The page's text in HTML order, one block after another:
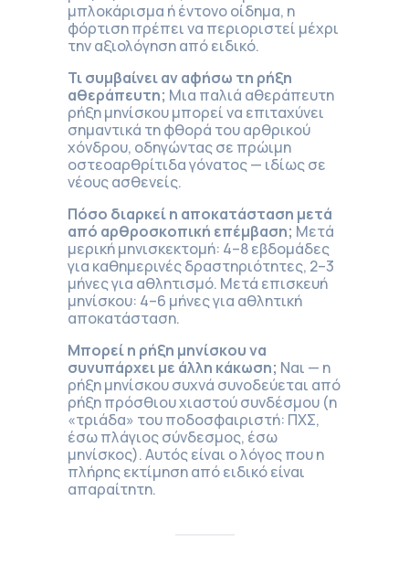
μπλοκάρισμα ή έντονο οίδημα, η
φόρτιση πρέπει να περιοριστεί μέχρι
την αξιολόγηση από ειδικό.
Τι συμβαίνει αν αφήσω τη ρήξη
αθεράπευτη; Μια παλιά αθεράπευτη
ρήξη μηνίσκου μπορεί να επιταχύνει
σημαντικά τη φθορά του αρθρικού
χόνδρου, οδηγώντας σε πρώιμη
οστεοαρθρίτιδα γόνατος — ιδίως σε
νέους ασθενείς.
Πόσο διαρκεί η αποκατάσταση μετά
από αρθροσκοπική επέμβαση; Μετά
μερική μηνισκεκτομή: 4–8 εβδομάδες
για καθημερινές δραστηριότητες, 2–3
μήνες για αθλητισμό. Μετά επισκευή
μηνίσκου: 4–6 μήνες για αθλητική
αποκατάσταση.
Μπορεί η ρήξη μηνίσκου να
συνυπάρχει με άλλη κάκωση; Ναι — η
ρήξη μηνίσκου συχνά συνοδεύεται από
ρήξη πρόσθιου χιαστού συνδέσμου (η
«τριάδα» του ποδοσφαιριστή: ΠΧΣ,
έσω πλάγιος σύνδεσμος, έσω
μηνίσκος). Αυτός είναι ο λόγος που η
πλήρης εκτίμηση από ειδικό είναι
απαραίτητη.